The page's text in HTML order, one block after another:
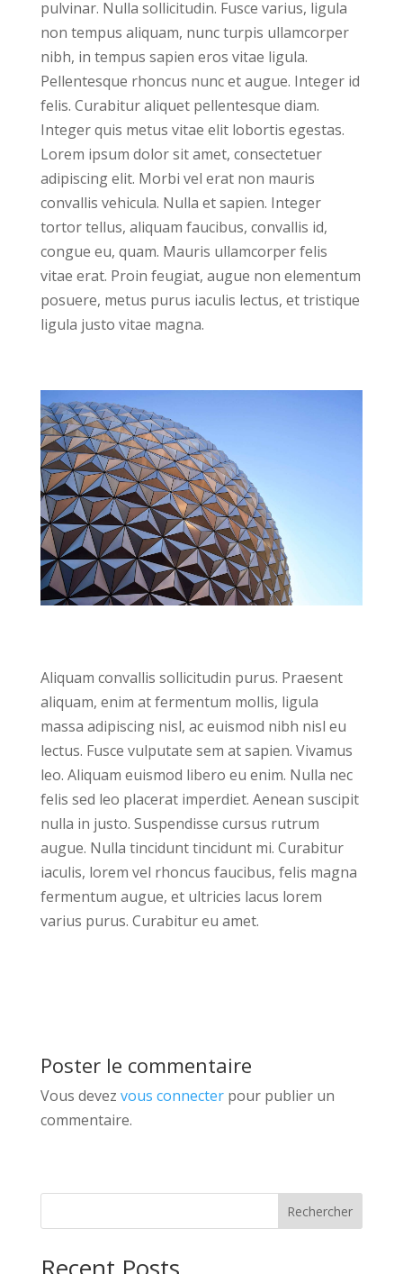
pulvinar. Nulla sollicitudin. Fusce varius, ligula
non tempus aliquam, nunc turpis ullamcorper
nibh, in tempus sapien eros vitae ligula.
Pellentesque rhoncus nunc et augue. Integer id
felis. Curabitur aliquet pellentesque diam.
Integer quis metus vitae elit lobortis egestas.
Lorem ipsum dolor sit amet, consectetuer
adipiscing elit. Morbi vel erat non mauris
convallis vehicula. Nulla et sapien. Integer
tortor tellus, aliquam faucibus, convallis id,
congue eu, quam. Mauris ullamcorper felis
vitae erat. Proin feugiat, augue non elementum
posuere, metus purus iaculis lectus, et tristique
ligula justo vitae magna.
Aliquam convallis sollicitudin purus. Praesent
aliquam, enim at fermentum mollis, ligula
massa adipiscing nisl, ac euismod nibh nisl eu
lectus. Fusce vulputate sem at sapien. Vivamus
leo. Aliquam euismod libero eu enim. Nulla nec
felis sed leo placerat imperdiet. Aenean suscipit
nulla in justo. Suspendisse cursus rutrum
augue. Nulla tincidunt tincidunt mi. Curabitur
iaculis, lorem vel rhoncus faucibus, felis magna
fermentum augue, et ultricies lacus lorem
varius purus. Curabitur eu amet.
Poster le commentaire
Vous devez vous connecterpour publier un
commentaire.
Rechercher